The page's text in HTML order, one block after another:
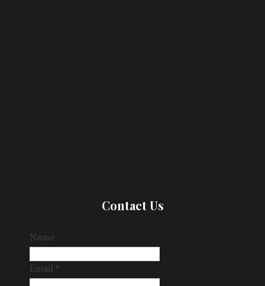
Contact Us
Name
Email *